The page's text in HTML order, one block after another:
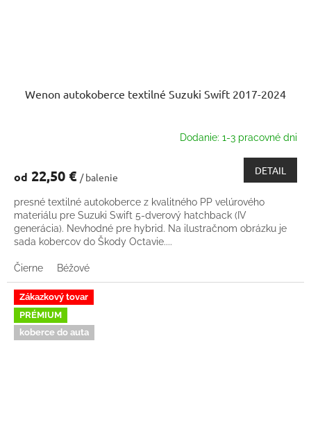
Wenon autokoberce textilné Suzuki Swift 2017-2024
Dodanie: 1-3 pracovné dni
od 22,50 € / balenie
DETAIL
presné textilné autokoberce z kvalitného PP velúrového
materiálu pre Suzuki Swift 5-dverový hatchback (IV
generácia). Nevhodné pre hybrid. Na ilustračnom obrázku je
sada kobercov do Škody Octavie....
Čierne Béžové
Zákazkový tovar
PRÉMIUM
koberce do auta